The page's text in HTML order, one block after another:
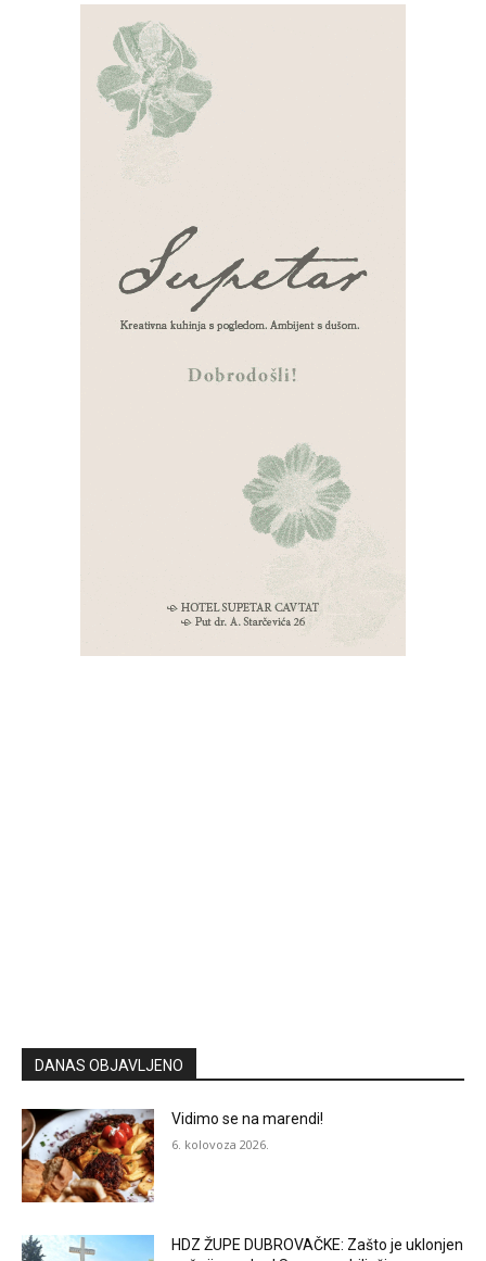
DANAS OBJAVLJENO
Vidimo se na marendi!
6. kolovoza 2026.
HDZ ŽUPE DUBROVAČKE: Zašto je uklonjen